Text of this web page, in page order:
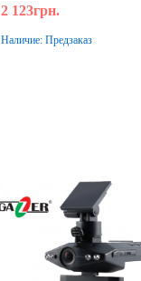
2 123грн.
Предзаказ
Наличие: Предзаказ